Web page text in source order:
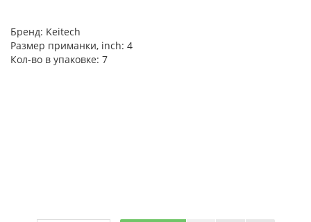
Бренд: Keitech
Размер приманки, inch: 4
Кол-во в упаковке: 7